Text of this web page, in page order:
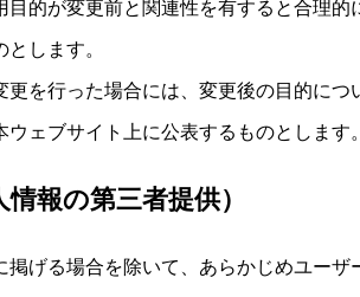
目的が変更前と関連性を有すると合理
します。
更を行った場合には、変更後の目的に
ウェブサイト上に公表するものとします。
報の第三者提供）
掲げる場合を除いて、あらかじめユー